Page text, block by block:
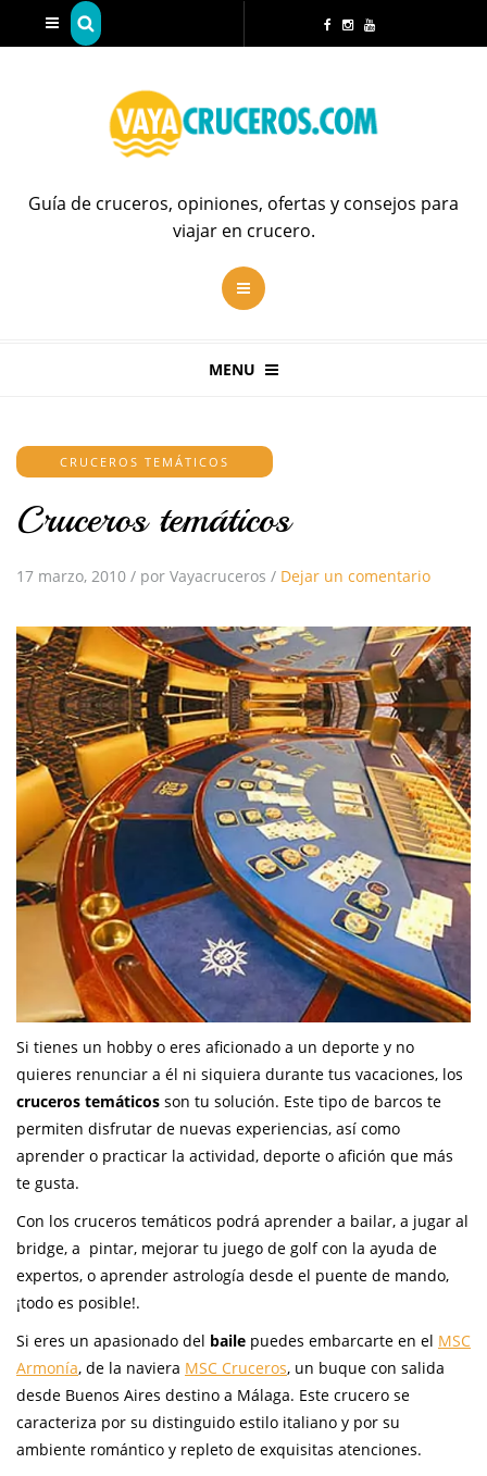
Guía de cruceros, opiniones, ofertas y consejos para
viajar en crucero.
MENU
CRUCEROS TEMÁTICOS
Cruceros temáticos
17 marzo, 2010 / por Vayacruceros / Dejar un comentario
Si tienes un hobby o eres aficionado a un deporte y no
quieres renunciar a él ni siquiera durante tus vacaciones, los
cruceros temáticos son tu solución. Este tipo de barcos te
permiten disfrutar de nuevas experiencias, así como
aprender o practicar la actividad, deporte o afición que más
te gusta.
Con los cruceros temáticos podrá aprender a bailar, a jugar al
bridge, a pintar, mejorar tu juego de golf con la ayuda de
expertos, o aprender astrología desde el puente de mando,
¡todo es posible!.
Si eres un apasionado del baile puedes embarcarte en el MSC
Armonía, de la naviera MSC Cruceros, un buque con salida
desde Buenos Aires destino a Málaga. Este crucero se
caracteriza por su distinguido estilo italiano y por su
ambiente romántico y repleto de exquisitas atenciones.